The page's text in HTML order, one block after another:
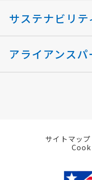
サステナビリテ
アライアンス
サイトマップ